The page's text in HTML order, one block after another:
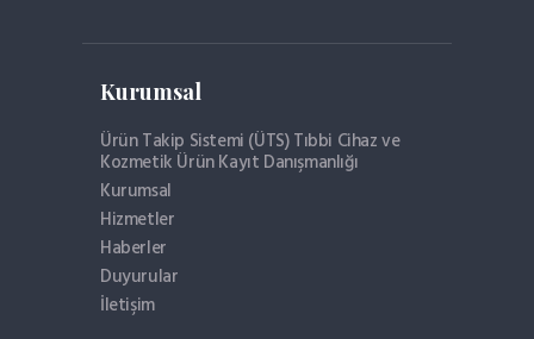
Kurumsal
Ürün Takip Sistemi (ÜTS) Tıbbi Cihaz ve
Kozmetik Ürün Kayıt Danışmanlığı
Kurumsal
Hizmetler
Haberler
Duyurular
İletişim